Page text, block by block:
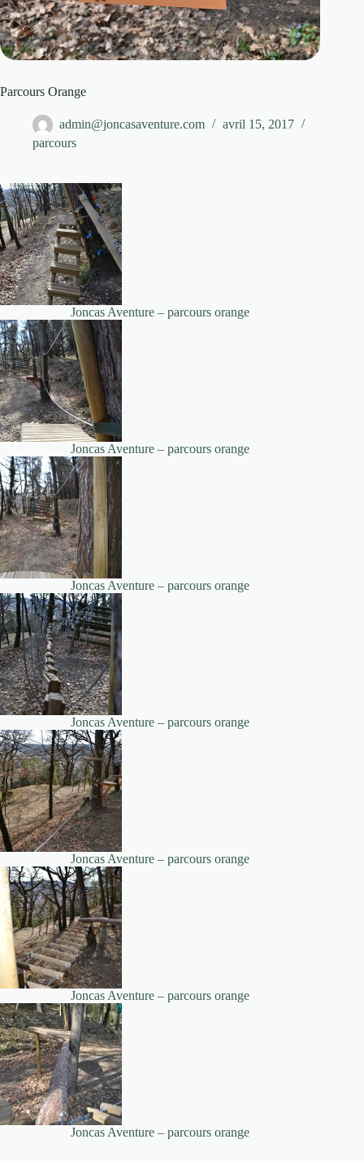
Parcours Orange
admin@joncasaventure.com
avril 15, 2017
parcours
Joncas Aventure – parcours orange
Joncas Aventure – parcours orange
Joncas Aventure – parcours orange
Joncas Aventure – parcours orange
Joncas Aventure – parcours orange
Joncas Aventure – parcours orange
Joncas Aventure – parcours orange